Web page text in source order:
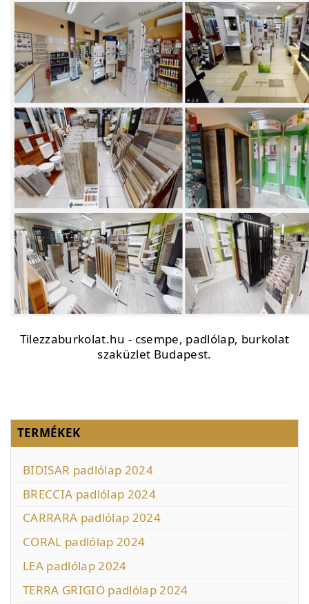
Tilezzaburkolat.hu - csempe, padlólap, burkolat
szaküzlet Budapest.
TERMÉKEK
BIDISAR padlólap 2024
BRECCIA padlólap 2024
CARRARA padlólap 2024
CORAL padlólap 2024
LEA padlólap 2024
TERRA GRIGIO padlólap 2024